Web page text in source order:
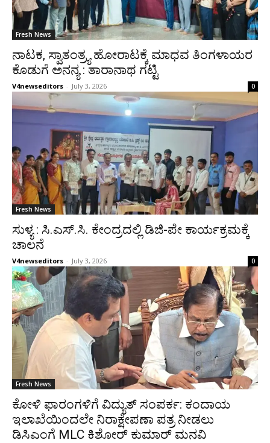
Fresh News
ನಾಟಕ, ಸ್ವಾತಂತ್ರ್ಯ ಹೋರಾಟಕ್ಕೆ ಮಾಧವ ತಿಂಗಳಾಯರ
ಕೊಡುಗೆ ಅನನ್ಯ : ತಾರಾನಾಥ ಗಟ್ಟಿ
V4newseditors - July 3, 2026 0
Fresh News
ಸುಳ್ಯ : ಸಿ.ಎಸ್.ಸಿ. ಕೇಂದ್ರದಲ್ಲಿ ಡಿಜಿ-ಪೇ ಕಾರ್ಯಕ್ರಮಕ್ಕೆ
ಚಾಲನೆ
V4newseditors - July 3, 2026 0
Fresh News
ಕೋಳಿ ಫಾರಂಗಳಿಗೆ ವಿದ್ಯುತ್ ಸಂಪರ್ಕ: ಕಂದಾಯ
ಇಲಾಖೆಯಿಂದಲೇ ನಿರಾಕ್ಷೇಪಣಾ ಪತ್ರ ನೀಡಲು
ಡಿಸಿಎಂಗೆ MLC ಕಿಶೋರ್ ಕುಮಾರ್ ಮನವಿ